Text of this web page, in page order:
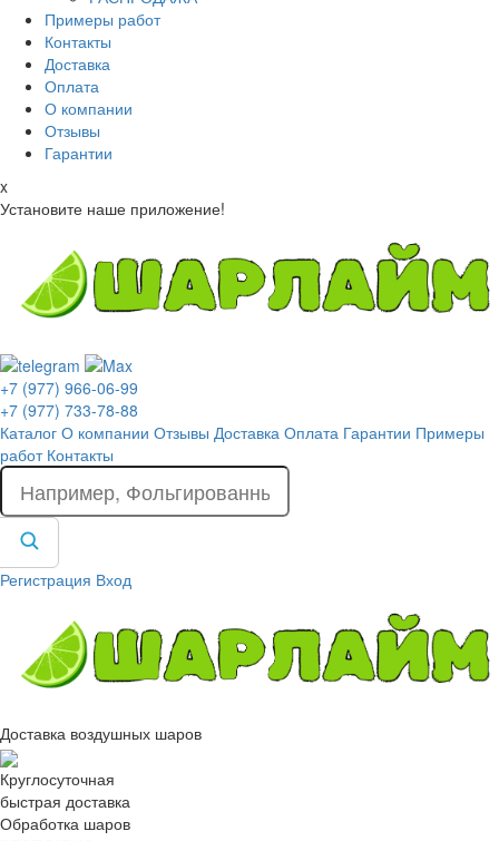
Примеры работ
Контакты
Доставка
Оплата
О компании
Отзывы
Гарантии
x
Установите наше приложение!
+7 (977) 966-06-99
+7 (977) 733-78-88
Каталог О компании Отзывы Доставка Оплата Гарантии Примеры
работ Контакты
Регистрация Вход
Доставка воздушных шаров
Круглосуточная
быстрая доставка
Обработка шаров